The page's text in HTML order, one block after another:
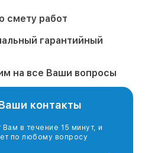
смету работ
гарантийный
на все Ваши вопросы
контакты
в течение 15 минут, и
по любому вопросу